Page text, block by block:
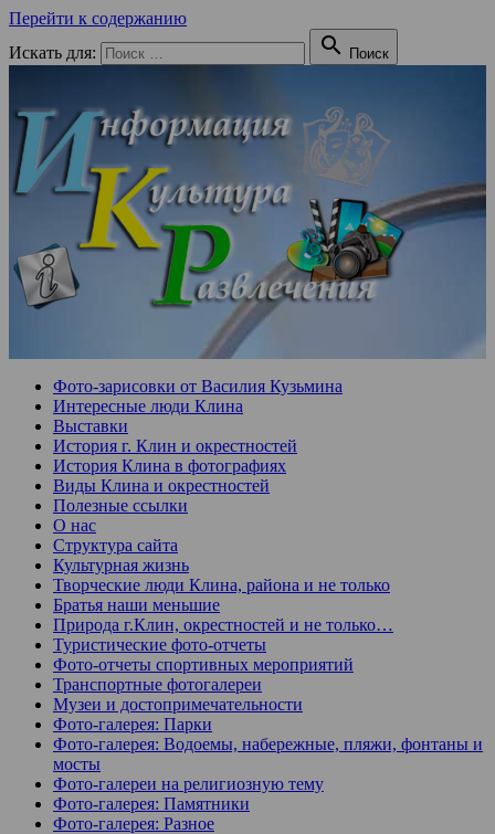
Перейти к содержанию
Искать для:
 Поиск
Фото-зарисовки от Василия Кузьмина
Интересные люди Клина
Выставки
История г. Клин и окрестностей
История Клина в фотографиях
Виды Клина и окрестностей
Полезные ссылки
О нас
Структура сайта
Культурная жизнь
Творческие люди Клина, района и не только
Братья наши меньшие
Природа г.Клин, окрестностей и не только…
Туристические фото-отчеты
Фото-отчеты спортивных мероприятий
Транспортные фотогалереи
Музеи и достопримечательности
Фото-галерея: Парки
Фото-галерея: Водоемы, набережные, пляжи, фонтаны и
мосты
Фото-галереи на религиозную тему
Фото-галерея: Памятники
Фото-галерея: Разное